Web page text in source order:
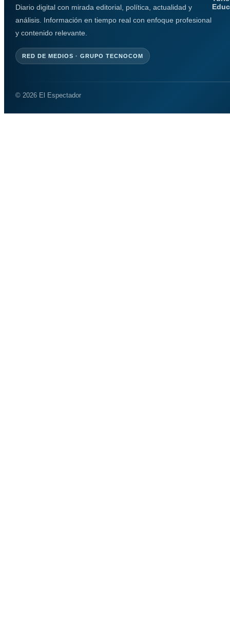
Diario digital con mirada editorial, política, actualidad y
análisis. Información en tiempo real con enfoque profesional
y contenido relevante.
RED DE MEDIOS · GRUPO TECNOCOM
© 2026 El Espectador